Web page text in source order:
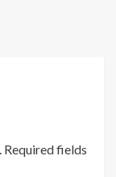
Required fields